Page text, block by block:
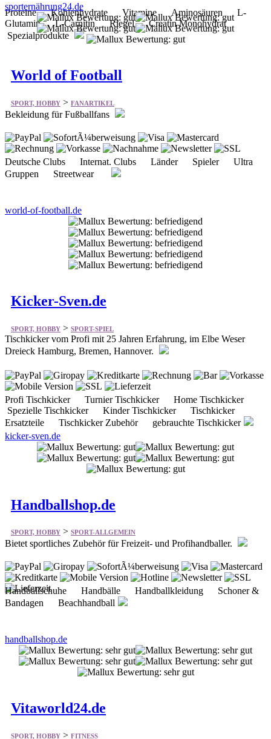
Proteine Kohlenhydrate Vitamine Aminosäuren L-
Glutamin L-Carnitin Riegel Creatin Monohydrat
Spezialprodukte
sporternährung24.de
World of Football
SPORT, HOBBY > FANARTIKEL
Bekleidung für Fußballfans
Deutsche Clubs Internat. Clubs Länder Spieler Ultra
Gruppen Streetwear
world-of-football.de
Kicker-Sven.de
SPORT, HOBBY > SPORT-SPIEL
Tischkicker vom Profi mit 25 Jahren Erfahrung, im Elbe Weser
Dreieck Hamburg, Bremen, Hannover.
Profi Tischkicker Turnier Tischkicker Home Tischkicker
Spezielle Tischkicker Kinder Tischkicker Tischkicker
Ersatzteile Tischkicker Zubehör gebrauchte Tischkicker
kicker-sven.de
Handballshop.de
SPORT, HOBBY > SPORT-ALLGEMEIN
Bietet sportliches Zubehör für Freizeit- und Profihandballer.
Handballschuhe Handbälle Handballkleidung Schoner &
Bandagen Beachhandball
handballshop.de
Vitaworld24.de
SPORT, HOBBY > FITNESS